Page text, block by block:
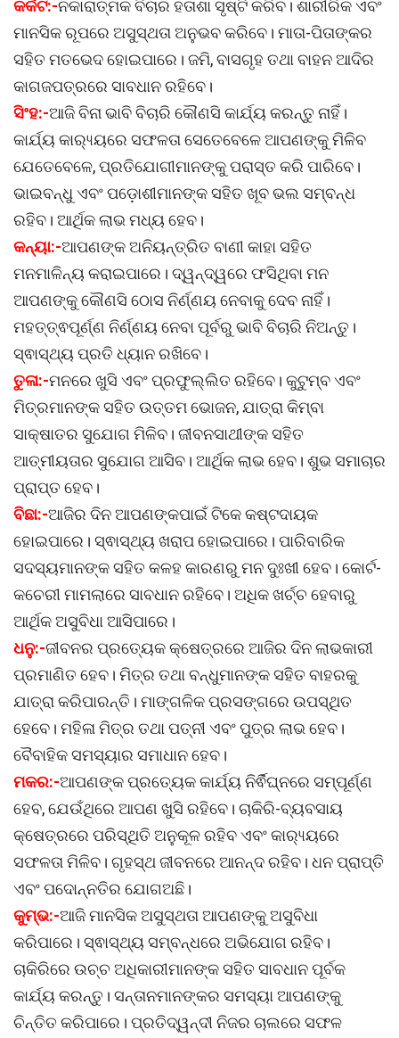
କର୍କଟ:-ନକାରାତ୍ମକ ବିଚାର ହତାଶା ସୃଷ୍ଟି କରିବ। ଶାରୀରିକ ଏବଂ
ମାନସିକ ରୂପରେ ଅସୁସ୍ଥତା ଅନୁଭବ କରିବେ। ମାତା-ପିତାଙ୍କର
ସହିତ ମତଭେଦ ହୋଇପାରେ। ଜମି, ବାସଗୃହ ତଥା ବାହନ ଆଦିର
କାଗଜପତ୍ରରେ ସାବଧାନ ରହିବେ।
ସିଂହ:-ଆଜି ବିନା ଭାବି ବିଚାରି କୌଣସି କାର୍ଯ୍ୟ କରନ୍ତୁ ନାହିଁ।
କାର୍ଯ୍ୟ କାର‌୍ୟ୍ୟରେ ସଫଳତା ସେତେବେଳେ ଆପଣଙ୍କୁ ମିଳିବ
ଯେତେବେଳେ, ପ୍ରତିଯୋଗୀମାନଙ୍କୁ ପରାସ୍ତ କରି ପାରିବେ।
ଭାଇବନ୍ଧୁ ଏବଂ ପଡ଼ୋଶୀମାନଙ୍କ ସହିତ ଖୂବ ଭଲ ସମ୍ବନ୍ଧ
ରହିବ। ଆର୍ଥିକ ଲାଭ ମଧ୍ୟ ହେବ।
କନ୍ୟା:-ଆପଣଙ୍କ ଅନିୟନ୍ତ୍ରିତ ବାଣୀ କାହା ସହିତ
ମନମାଳିନ୍ୟ କରାଇପାରେ। ଦ୍ୱନ୍ଦ୍ୱରେ ଫସିଥିବା ମନ
ଆପଣଙ୍କୁ କୌଣସି ଠୋସ ନିର୍ଣ୍ଣୟ ନେବାକୁ ଦେବ ନାହିଁ।
ମହତ୍ତ୍ଵପୂର୍ଣ୍ଣ ନିର୍ଣ୍ଣୟ ନେବା ପୂର୍ବରୁ ଭାବି ବିଚାରି ନିଅନ୍ତୁ।
ସ୍ଵାସ୍ଥ୍ୟ ପ୍ରତି ଧ୍ୟାନ ରଖିବେ।
ତୁଳା:-ମନରେ ଖୁସି ଏବଂ ପ୍ରଫୁଲ୍ଲିତ ରହିବେ। କୁଟୁମ୍ବ ଏବଂ
ମିତ୍ରମାନଙ୍କ ସହିତ ଉତ୍ତମ ଭୋଜନ, ଯାତ୍ରା କିମ୍ବା
ସାକ୍ଷାତର ସୁଯୋଗ ମିଳିବ। ଜୀବନସାଥୀଙ୍କ ସହିତ
ଆତ୍ମୀୟତାର ସୁଯୋଗ ଆସିବ। ଆର୍ଥିକ ଲାଭ ହେବ। ଶୁଭ ସମାଚାର
ପ୍ରାପ୍ତ ହେବ।
ବିଛା:-ଆଜିର ଦିନ ଆପଣଙ୍କପାଇଁ ଟିକେ କଷ୍ଟଦାୟକ
ହୋଇପାରେ। ସ୍ଵାସ୍ଥ୍ୟ ଖରାପ ହୋଇପାରେ। ପାରିବାରିକ
ସଦସ୍ୟମାନଙ୍କ ସହିତ କଳହ କାରଣରୁ ମନ ଦୁଃଖୀ ହେବ। କୋର୍ଟ-
କଚେରୀ ମାମଲାରେ ସାବଧାନ ରହିବେ। ଅଧିକ ଖର୍ଚ୍ଚ ହେବାରୁ
ଆର୍ଥିକ ଅସୁବିଧା ଆସିପାରେ।
ଧନୁ:-ଜୀବନର ପ୍ରତ୍ୟେକ କ୍ଷେତ୍ରରେ ଆଜିର ଦିନ ଲାଭକାରୀ
ପ୍ରମାଣିତ ହେବ। ମିତ୍ର ତଥା ବନ୍ଧୁମାନଙ୍କ ସହିତ ବାହରକୁ
ଯାତ୍ରା କରିପାରନ୍ତି। ମାଙ୍ଗଳିକ ପ୍ରସଙ୍ଗରେ ଉପସ୍ଥିତ
ହେବେ। ମହିଳା ମିତ୍ର ତଥା ପତ୍ନୀ ଏବଂ ପୁତ୍ର ଲାଭ ହେବ।
ବୈବାହିକ ସମସ୍ୟାର ସମାଧାନ ହେବ।
ମକର:-ଆପଣଙ୍କ ପ୍ରତ୍ୟେକ କାର୍ଯ୍ୟ ନିର୍ଵିଘ୍ନରେ ସମ୍ପୂର୍ଣ୍ଣ
ହେବ, ଯେଉଁଥିରେ ଆପଣ ଖୁସି ରହିବେ। ଚାକିରି-ବ୍ୟବସାୟ
କ୍ଷେତ୍ରରେ ପରିସ୍ଥିତି ଅନୁକୂଳ ରହିବ ଏବଂ କାର‌୍ୟ୍ୟରେ
ସଫଳତା ମିଳିବ। ଗୃହସ୍ଥ ଜୀବନରେ ଆନନ୍ଦ ରହିବ। ଧନ ପ୍ରାପ୍ତି
ଏବଂ ପଦୋନ୍ନତିର ଯୋଗଅଛି।
କୁମ୍ଭ:-ଆଜି ମାନସିକ ଅସୁସ୍ଥତା ଆପଣଙ୍କୁ ଅସୁବିଧା
କରିପାରେ। ସ୍ଵାସ୍ଥ୍ୟ ସମ୍ବନ୍ଧରେ ଅଭିଯୋଗ ରହିବ।
ଚାକିରିରେ ଉଚ୍ଚ ଅଧିକାରୀମାନଙ୍କ ସହିତ ସାବଧାନ ପୂର୍ବକ
କାର୍ଯ୍ୟ କରନ୍ତୁ। ସନ୍ତାନମାନଙ୍କର ସମସ୍ୟା ଆପଣଙ୍କୁ
ଚିନ୍ତିତ କରିପାରେ। ପ୍ରତିଦ୍ୱନ୍ଦୀ ନିଜର ଚାଲରେ ସଫଳ